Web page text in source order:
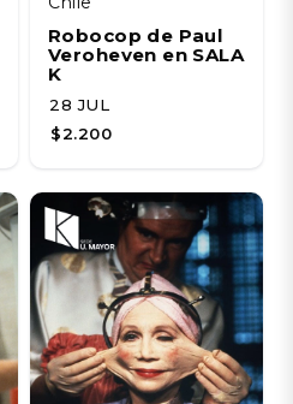
Robocop de Paul
Veroheven en SALA
K
28 JUL
$2.200